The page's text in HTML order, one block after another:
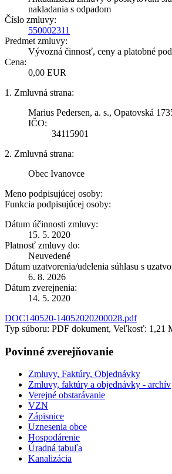
nakladania s odpadom
Číslo zmluvy:
550002311
Predmet zmluvy:
Vývozná činnosť, ceny a platobné
Cena:
0,00 EUR
1. Zmluvná strana:
Marius Pedersen, a. s., Opatovská
IČO:
34115901
2. Zmluvná strana:
Obec Ivanovce
Meno podpisujúcej osoby:
Funkcia podpisujúcej osoby:
Dátum účinnosti zmluvy:
15. 5. 2020
Platnosť zmluvy do:
Neuvedené
Dátum uzatvorenia/udelenia súhlasu s
6. 8. 2026
Dátum zverejnenia:
14. 5. 2020
DOC140520-14052020200028.pdf
Typ súboru: PDF dokument, Veľkosť: 1,21
Povinné zverejňovanie
Zmluvy, Faktúry, Objednávky
Zmluvy, faktúry a objednávky - archív
Verejné obstarávanie
VZN
Zápisnice
Uznesenia obce
Hospodárenie
Úradná tabuľa
Kanalizácia